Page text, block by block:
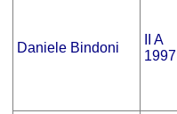
Daniele Bindoni
II A
1997